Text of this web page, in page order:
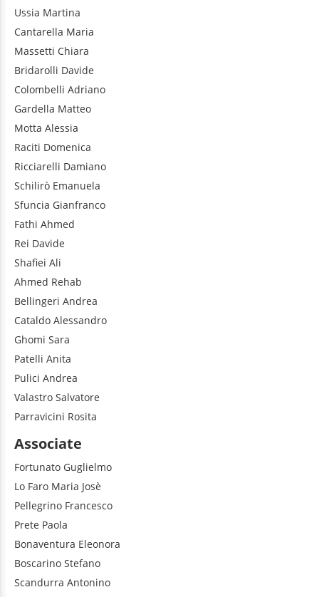
Ussia Martina
Cantarella Maria
Massetti Chiara
Bridarolli Davide
Colombelli Adriano
Gardella Matteo
Motta Alessia
Raciti Domenica
Ricciarelli Damiano
Schilirò Emanuela
Sfuncia Gianfranco
Fathi Ahmed
Rei Davide
Shafiei Ali
Ahmed Rehab
Bellingeri Andrea
Cataldo Alessandro
Ghomi Sara
Patelli Anita
Pulici Andrea
Valastro Salvatore
Parravicini Rosita
Associate
Fortunato Guglielmo
Lo Faro Maria Josè
Pellegrino Francesco
Prete Paola
Bonaventura Eleonora
Boscarino Stefano
Scandurra Antonino